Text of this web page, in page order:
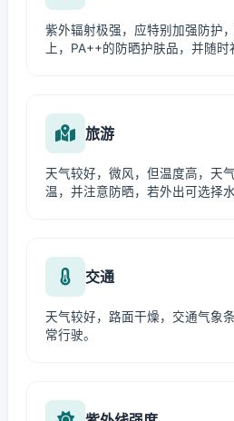
紫外辐射极强，应特别加强防护
上，PA++的防晒护肤品，并随时
旅游
天气较好，微风，但温度高，天
温，并注意防晒，若外出可选择
交通
天气较好，路面干燥，交通气象
常行驶。